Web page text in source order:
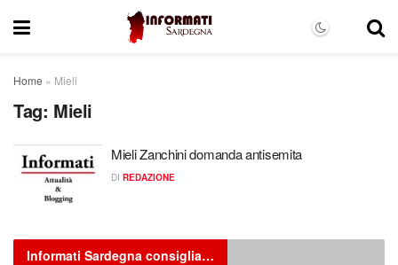
Home » Mieli
Tag: Mieli
Mieli Zanchini domanda antisemita
DI REDAZIONE
Informati Sardegna consiglia…